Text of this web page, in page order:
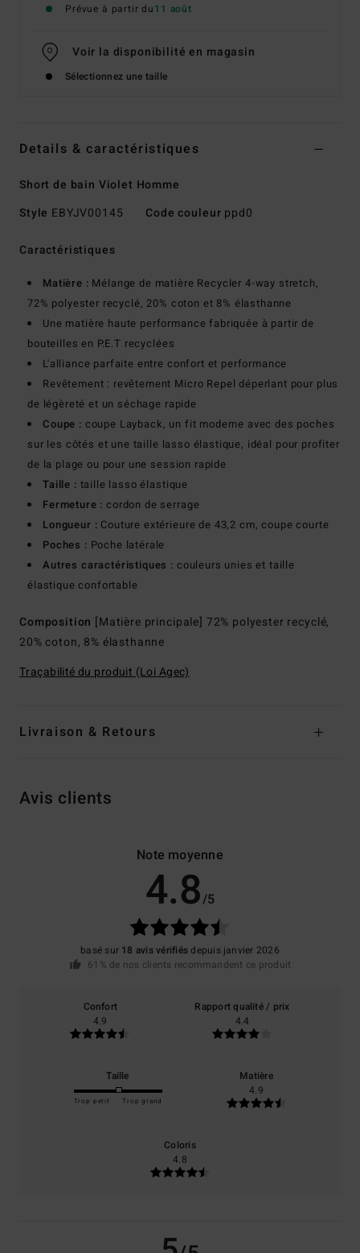
Prévue à partir du11 août
Voir la disponibilité en magasin
Sélectionnez une taille
Details & caractéristiques
Short de bain Violet Homme
Style EBYJV00145 Code couleur ppd0
Caractéristiques
Matière : Mélange de matière Recycler 4-way stretch,
72% polyester recyclé, 20% coton et 8% élasthanne
Une matière haute performance fabriquée à partir de
bouteilles en P.E.T recyclées
L'alliance parfaite entre confort et performance
Revêtement : revêtement Micro Repel déperlant pour plus
de légèreté et un séchage rapide
Coupe : coupe Layback, un fit moderne avec des poches
sur les côtés et une taille lasso élastique, idéal pour profiter
de la plage ou pour une session rapide
Taille : taille lasso élastique
Fermeture : cordon de serrage
Longueur : Couture extérieure de 43,2 cm, coupe courte
Poches : Poche latérale
Autres caractéristiques : couleurs unies et taille
élastique confortable
Composition [Matière principale] 72% polyester recyclé,
20% coton, 8% élasthanne
Traçabilité du produit (Loi Agec)
Livraison & Retours
Avis clients
Note moyenne
4.8/5
basé sur 18 avis vérifiésdepuis janvier 2026
61% de nos clients recommandent ce produit
Confort
4.9
Rapport qualité / prix
4.4
Taille
Trop petit Trop grand
Matière
4.9
Coloris
4.8